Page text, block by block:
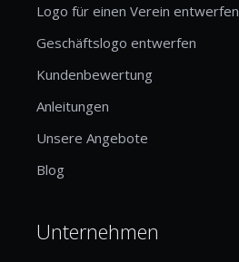
Logo für einen Verein entwerfen
Geschäftslogo entwerfen
Kundenbewertung
Anleitungen
Unsere Angebote
Blog
Unternehmen